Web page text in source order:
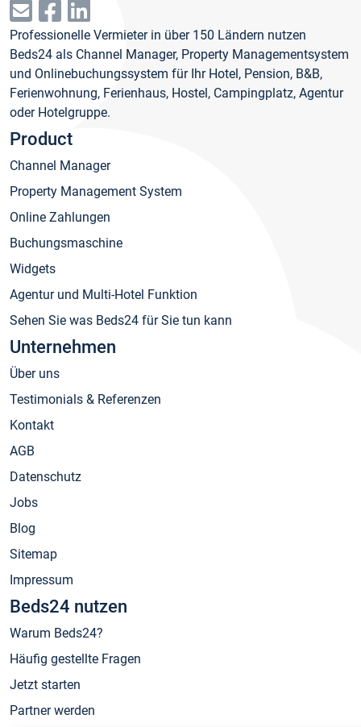
Professionelle Vermieter in über 150 Ländern nutzen
Beds24 als Channel Manager, Property Managementsystem
und Onlinebuchungssystem für Ihr Hotel, Pension, B&B,
Ferienwohnung, Ferienhaus, Hostel, Campingplatz, Agentur
oder Hotelgruppe.
Product
Channel Manager
Property Management System
Online Zahlungen
Buchungsmaschine
Widgets
Agentur und Multi-Hotel Funktion
Sehen Sie was Beds24 für Sie tun kann
Unternehmen
Über uns
Testimonials & Referenzen
Kontakt
AGB
Datenschutz
Jobs
Blog
Sitemap
Impressum
Beds24 nutzen
Warum Beds24?
Häufig gestellte Fragen
Jetzt starten
Partner werden